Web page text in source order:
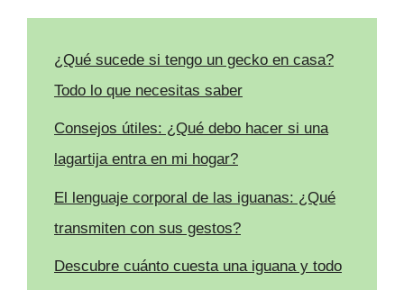
¿Qué sucede si tengo un gecko en casa?
Todo lo que necesitas saber
Consejos útiles: ¿Qué debo hacer si una
lagartija entra en mi hogar?
El lenguaje corporal de las iguanas: ¿Qué
transmiten con sus gestos?
Descubre cuánto cuesta una iguana y todo